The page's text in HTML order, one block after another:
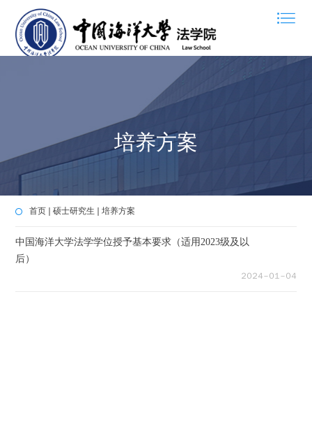
培养方案
首页 硕士研究生 培养方案
中国海洋大学法学学位授予基本要求（适用2023级及以
后）
２０２４－０１－０４